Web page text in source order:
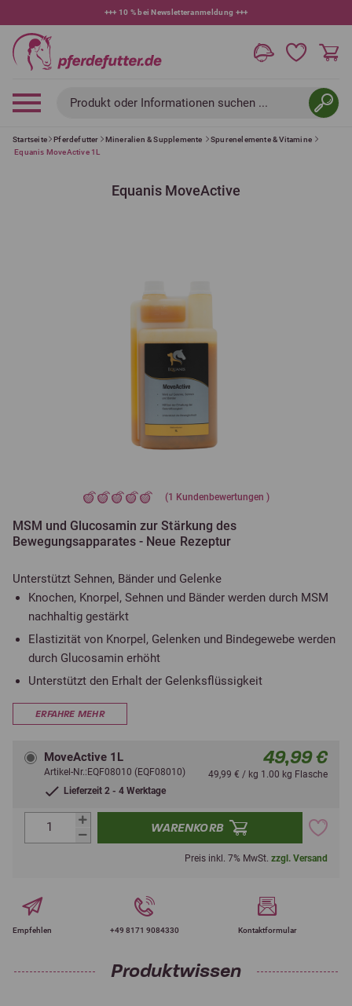
+++ 10 % bei Newsletteranmeldung +++
Produkt oder Informationen suchen ...
Startseite Pferdefutter Mineralien & Supplemente
Spurenelemente & Vitamine
Equanis MoveActive 1L
Equanis MoveActive
(1 Kundenbewertungen )
MSM und Glucosamin zur Stärkung des
Bewegungsapparates - Neue Rezeptur
Unterstützt Sehnen, Bänder und Gelenke
Knochen, Knorpel, Sehnen und Bänder werden durch MSM
nachhaltig gestärkt
Elastizität von Knorpel, Gelenken und Bindegewebe werden
durch Glucosamin erhöht
Unterstützt den Erhalt der Gelenksflüssigkeit
ERFAHRE MEHR
MoveActive 1L
Artikel-Nr.:EQF08010 (EQF08010)
Lieferzeit 2 - 4 Werktage
49,99 €
49,99 € / kg 1.00 kg Flasche
WARENKORB
Preis inkl. 7% MwSt. zzgl. Versand
Empfehlen +49 8171 9084330 Kontaktformular
Produktwissen